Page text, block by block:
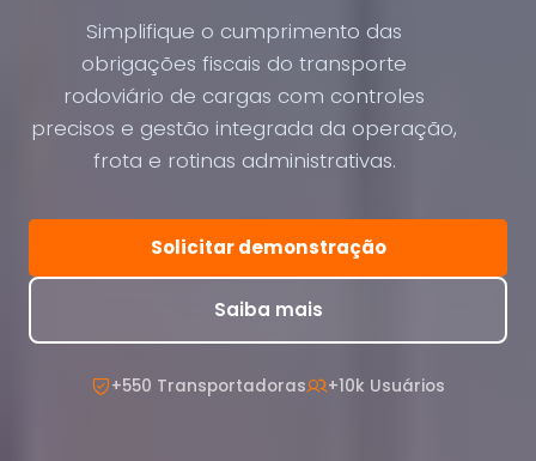
Simplifique o cumprimento das
obrigações fiscais do transporte
rodoviário de cargas com controles
precisos e gestão integrada da operação,
frota e rotinas administrativas.
Solicitar demonstração
Saiba mais
+550 Transportadoras +10k Usuários